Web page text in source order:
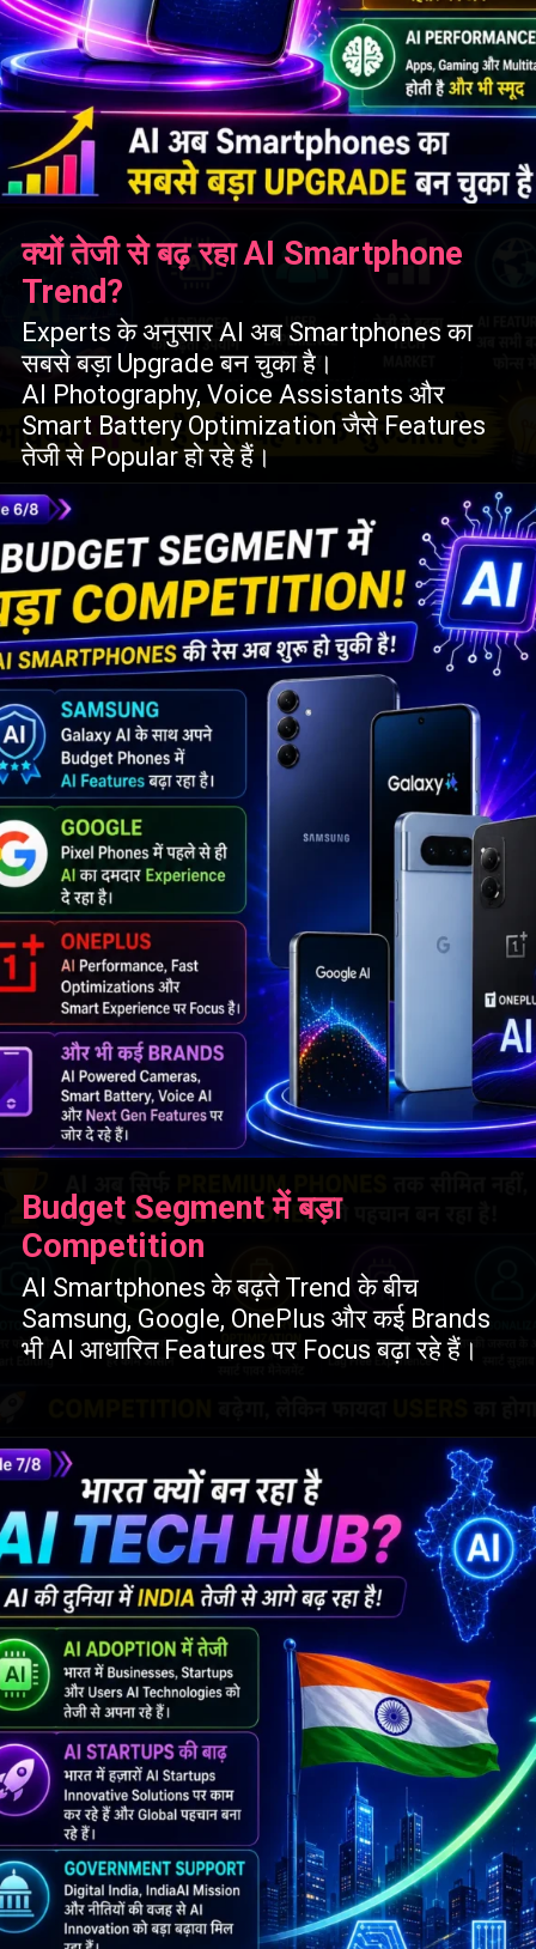
क्यों तेजी से बढ़ रहा AI Smartphone
Trend?
Experts के अनुसार AI अब Smartphones का
सबसे बड़ा Upgrade बन चुका है।
AI Photography, Voice Assistants और
Smart Battery Optimization जैसे Features
तेजी से Popular हो रहे हैं।
Budget Segment में बड़ा
Competition
AI Smartphones के बढ़ते Trend के बीच
Samsung, Google, OnePlus और कई Brands
भी AI आधारित Features पर Focus बढ़ा रहे हैं।